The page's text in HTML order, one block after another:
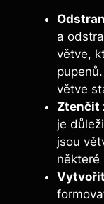
a
větve,
větve
Ztenčit
je
jsou
některé